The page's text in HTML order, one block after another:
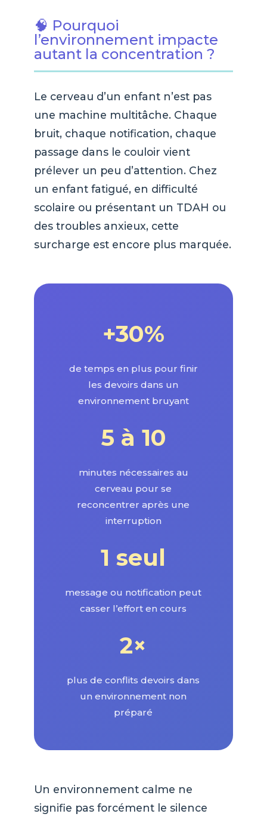
🧠 Pourquoi
l’environnement impacte
autant la concentration ?
Le cerveau d’un enfant n’est pas
une machine multitâche. Chaque
bruit, chaque notification, chaque
passage dans le couloir vient
prélever un peu d’attention. Chez
un enfant fatigué, en difficulté
scolaire ou présentant un TDAH ou
des troubles anxieux, cette
surcharge est encore plus marquée.
+30%
de temps en plus pour finir
les devoirs dans un
environnement bruyant
5 à 10
minutes nécessaires au
cerveau pour se
reconcentrer après une
interruption
1 seul
message ou notification peut
casser l’effort en cours
2×
plus de conflits devoirs dans
un environnement non
préparé
Un environnement calme ne
signifie pas forcément le silence